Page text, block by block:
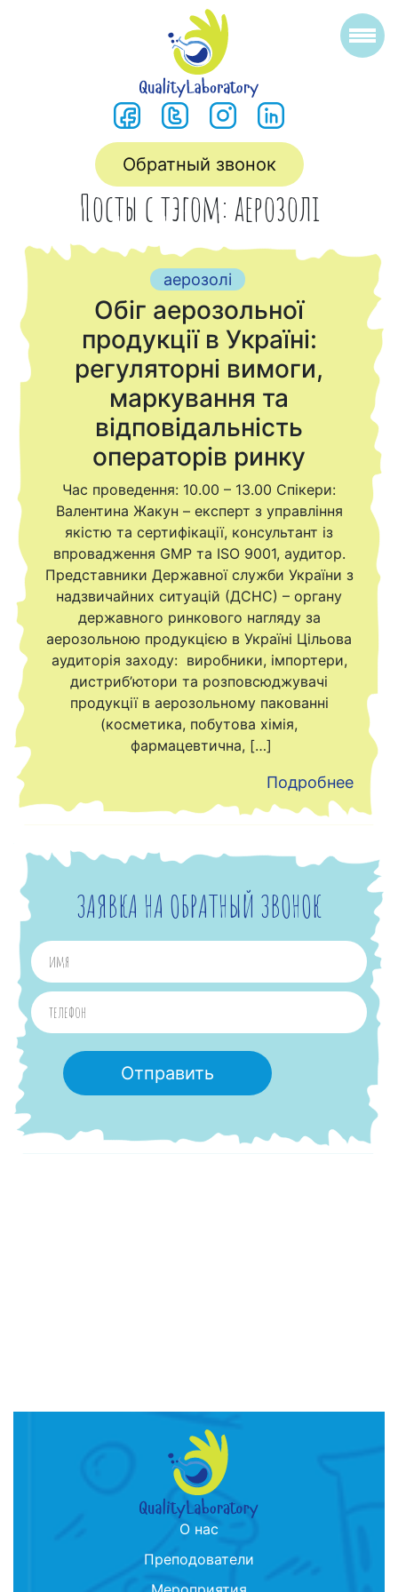
Обратный звонок
Посты с тэгом: аерозолі
аерозолі
Обіг аерозольної
продукції в Україні:
регуляторні вимоги,
маркування та
відповідальність
операторів ринку
Час проведення: 10.00 – 13.00 Спікери:
Валентина Жакун – експерт з управління
якістю та сертифікації, консультант із
впровадження GMP та ISO 9001, аудитор.
Представники Державної служби України з
надзвичайних ситуацій (ДСНС) – органу
державного ринкового нагляду за
аерозольною продукцією в Україні Цільова
аудиторія заходу: виробники, імпортери,
дистриб’ютори та розповсюджувачі
продукції в аерозольному пакованні
(косметика, побутова хімія,
фармацевтична, […]
Подробнее
ЗАЯВКА НА ОБРАТНЫЙ ЗВОНОК
О нас
Преподователи